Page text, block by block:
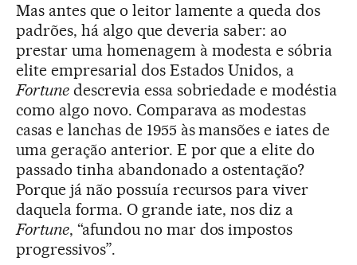
Mas antes que o leitor lamente a queda dos
padrões, há algo que deveria saber: ao
prestar uma homenagem à modesta e sóbria
elite empresarial dos Estados Unidos, a
Fortunedescrevia essa sobriedade e modéstia
como algo novo. Comparava as modestas
casas e lanchas de 1955 às mansões e iates de
uma geração anterior. E por que a elite do
passado tinha abandonado a ostentação?
Porque já não possuía recursos para viver
daquela forma. O grande iate, nos diz a
Fortune, “afundou no mar dos impostos
progressivos”.